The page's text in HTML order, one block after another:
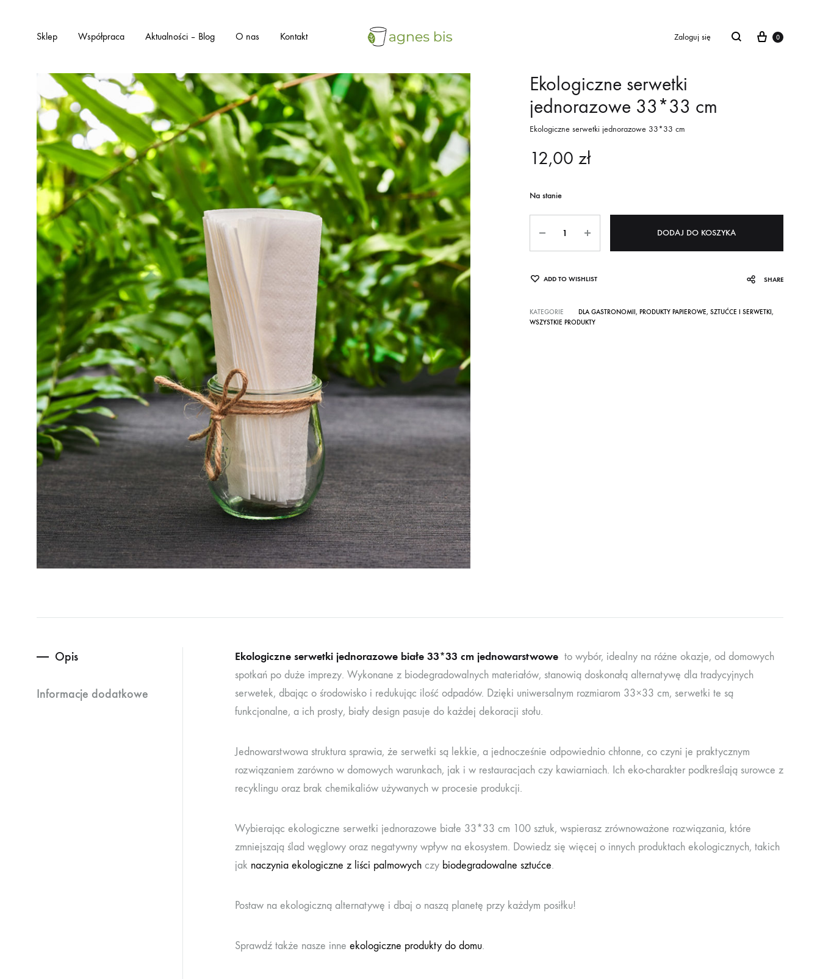
Sklep Współpraca Aktualności – Blog O nas Kontakt
agnes
bis
ekologiczne
opakowania
jednorazowe
Zaloguj się Cart
0
Ekologiczne serwetki
jednorazowe 33*33 cm
Ekologiczne serwetki jednorazowe 33*33 cm
12,00 zł
Na stanie
DODAJ DO KOSZYKA
ADD TO WISHLIST SHARE
KATEGORIE DLA GASTRONOMII, PRODUKTY PAPIEROWE, SZTUĆCE I SERWETKI,
WSZYSTKIE PRODUKTY
Opis
Informacje dodatkowe
Ekologiczne serwetki jednorazowe białe 33*33 cm jednowarstwowe to wybór, idealny na różne okazje, od domowych
spotkań po duże imprezy. Wykonane z biodegradowalnych materiałów, stanowią doskonałą alternatywę dla tradycyjnych
serwetek, dbając o środowisko i redukując ilość odpadów. Dzięki uniwersalnym rozmiarom 33×33 cm, serwetki te są
funkcjonalne, a ich prosty, biały design pasuje do każdej dekoracji stołu.
Jednowarstwowa struktura sprawia, że serwetki są lekkie, a jednocześnie odpowiednio chłonne, co czyni je praktycznym
rozwiązaniem zarówno w domowych warunkach, jak i w restauracjach czy kawiarniach. Ich eko-charakter podkreślają surowce z
recyklingu oraz brak chemikaliów używanych w procesie produkcji.
Wybierając ekologiczne serwetki jednorazowe białe 33*33 cm 100 sztuk, wspierasz zrównoważone rozwiązania, które
zmniejszają ślad węglowy oraz negatywny wpływ na ekosystem. Dowiedz się więcej o innych produktach ekologicznych, takich
jak naczynia ekologiczne z liści palmowych czy biodegradowalne sztućce.
Postaw na ekologiczną alternatywę i dbaj o naszą planetę przy każdym posiłku!
Sprawdź także nasze inne ekologiczne produkty do domu.